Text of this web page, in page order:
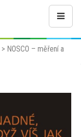
> NOSCO – měření a